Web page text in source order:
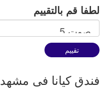
لطفا قم بالتقييم
فندق كيانا فی مشهد